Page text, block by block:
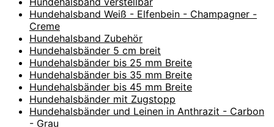
Hundehalsband Weiß - Elfenbein - Champagner -
Creme
Hundehalsband Zubehör
Hundehalsbänder 5 cm breit
Hundehalsbänder bis 25 mm Breite
Hundehalsbänder bis 35 mm Breite
Hundehalsbänder bis 45 mm Breite
Hundehalsbänder mit Zugstopp
Hundehalsbänder und Leinen in Anthrazit - Carbon
- Grau